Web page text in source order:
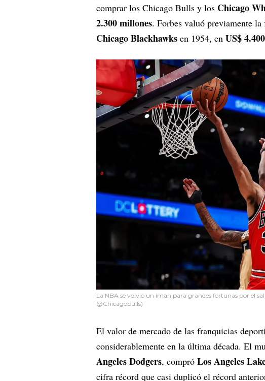
comprar los Chicago Bulls y los Chicago
2.300 millones. Forbes valuó previamente
Chicago Blackhawks en 1954, en US$
La NBA se volvió un imán para grandes fortunas por el
@Chicagobulls)
El valor de mercado de las franquicias
considerablemente en la última década. El
Angeles Dodgers, compró Los Angeles
cifra récord que casi duplicó el récord